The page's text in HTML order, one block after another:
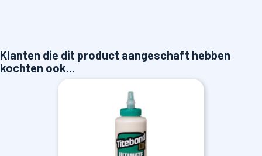
Klanten die dit product aangeschaft hebben
kochten ook...